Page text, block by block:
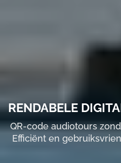
RENDABELE
QR-code audiotours
Efficiënt en